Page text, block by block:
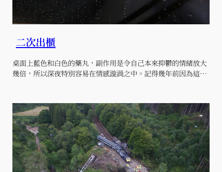
二次出櫃
桌面上藍色和白色的藥丸，副作用是令自己本來抑鬱的情緒放大
幾倍，所以深夜特別容易在情感漩渦之中。記得幾年前因為這…